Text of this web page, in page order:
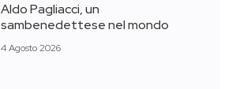
Aldo Pagliacci, un
sambenedettese nel mondo
4 Agosto 2026